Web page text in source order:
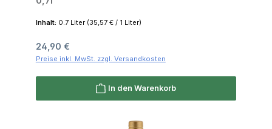
Inhalt: 0.7 Liter (35,57 € / 1 Liter)
Regulärer Preis:
24,90 €
Preise inkl. MwSt. zzgl. Versandkosten
In den Warenkorb